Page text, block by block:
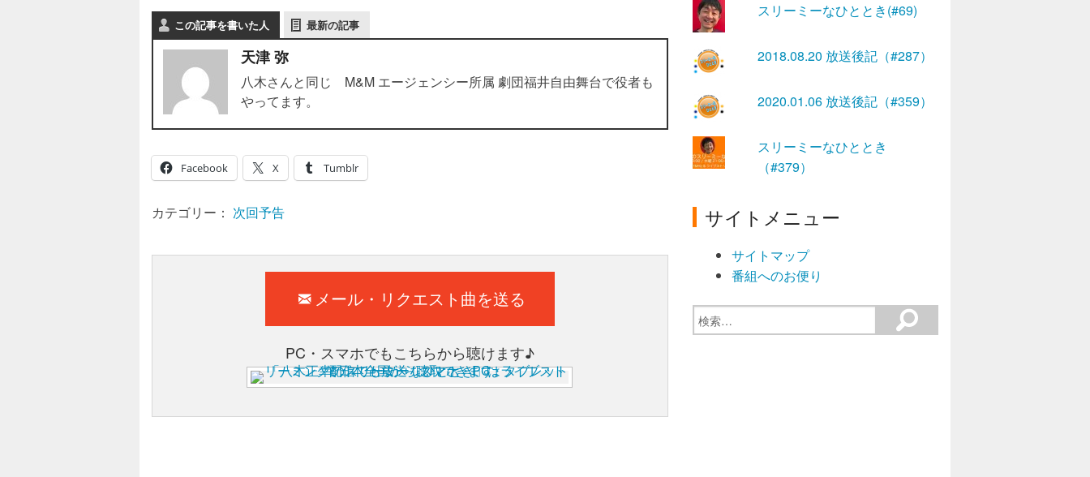
この記事を書いた人 最新の記事
天津 弥
八木さんと同じ M&M エージェンシー所属 劇団福井自由舞台で役者も
やってます。
Facebook X Tumblr
カテゴリー： 次回予告
メール・リクエスト曲を送る
PC・スマホでもこちらから聴けます♪
スリーミーなひととき(#69)
2018.08.20 放送後記（#287）
2020.01.06 放送後記（#359）
スリーミーなひととき
（#379）
サイトメニュー
サイトマップ
番組へのお便り